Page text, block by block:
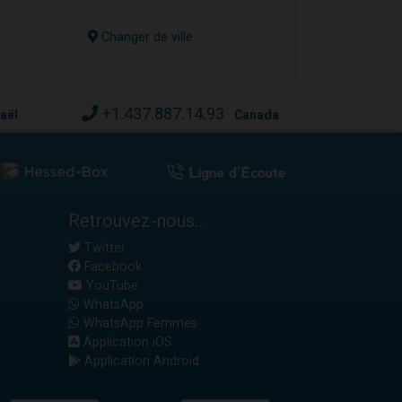
Changer de ville
+1.437.887.14.93 Canada
Retrouvez-nous...
Twitter
Facebook
YouTube
WhatsApp
WhatsApp Femmes
Application iOS
Application Android